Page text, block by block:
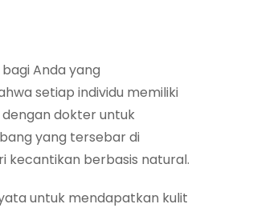
Anda yang
setiap individu memiliki
dokter untuk
yang tersebar di
kecantikan berbasis natural.
untuk mendapatkan kulit